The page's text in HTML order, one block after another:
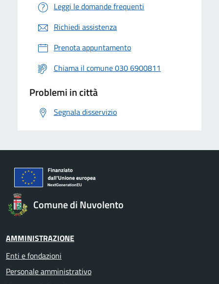
Leggi le domande frequenti
Richiedi assistenza
Prenota appuntamento
Chiama il comune 030 6900811
Problemi in città
Segnala disservizio
Comune di Nuvolento
AMMINISTRAZIONE
Enti e fondazioni
Personale amministrativo